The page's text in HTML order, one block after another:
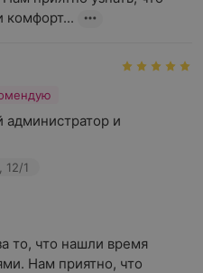
комфорт...
и
12/1
то, что нашли время
Нам приятно, что